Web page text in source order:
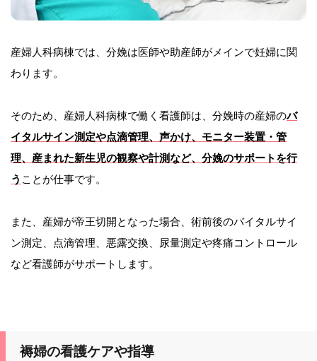
産婦人科病棟では、分娩は医師や助産師がメインで妊婦に関
わります。
そのため、産婦人科病棟で働く看護師は、分娩時の産婦のバ
イタルサイン測定や点滴管理、声かけ、モニター装置・管
理、産まれた新生児の観察や計測など、分娩のサポートを行
う ことが仕事です。
また、産婦が帝王切開となった場合、術前後のバイタルサイ
ン測定、点滴管理、悪露交換、尿量測定や疼痛コントロール
など看護師がサポートします。
褥婦の看護ケアや指導